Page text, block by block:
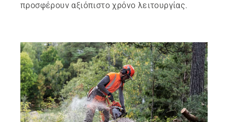
προσφέρουν αξιόπιστο χρόνο λειτουργίας.